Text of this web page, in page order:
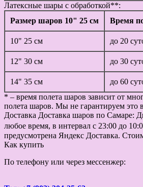
Латексные шары с обработкой**:
Размер шаров 10" 25 см
Время
10" 25 см до 20
12" 30 см до 30
14" 35 см до 60
* – время полета шаров зависит от
полета шаров. Мы не гарантируем это
Доставка Доставка шаров по Самаре:
любое время, в интервал с 23:00 до
предусмотрена Яндекс Доставка.
Как купить
По телефону или через мессенжер: